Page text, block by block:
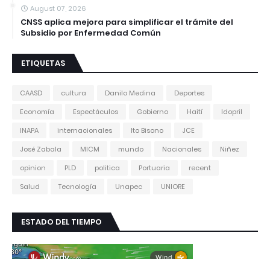
August 07, 2026
CNSS aplica mejora para simplificar el trámite del
Subsidio por Enfermedad Común
ETIQUETAS
CAASD cultura Danilo Medina
Deportes
Economía
Espectáculos Gobierno Haití
Idopril
INAPA
internacionales Ito Bisono
JCE
José Zabala
MICM mundo Nacionales
Niñez
opinion
PLD politica Portuaria
recent
Salud
Tecnología Unapec UNIORE
ESTADO DEL TIEMPO